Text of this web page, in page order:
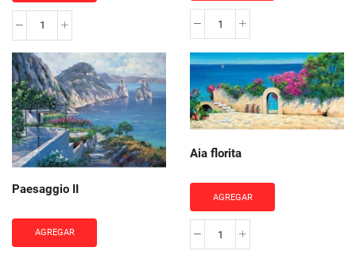
Paesaggio
VI
cantidad
Serra
sul
mare
cantidad
Paesaggio II
AGREGAR
Aia florita
AGREGAR
Aia